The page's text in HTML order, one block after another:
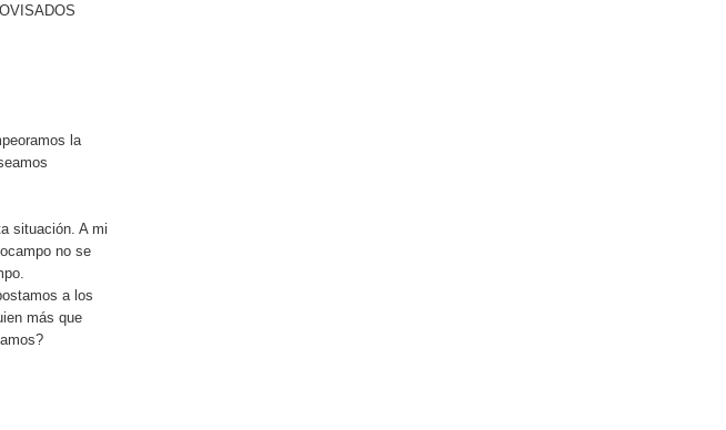
la
situación. A mi
no se
a los
más que